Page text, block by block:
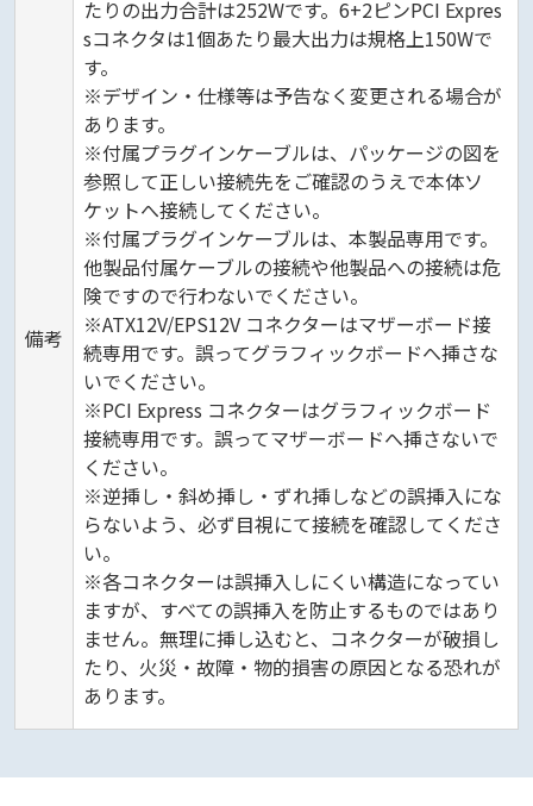
備考
たりの出力合計は252Wです。6+2ピンPCI Expres
sコネクタは1個あたり最大出力は規格上150Wで
す。
※デザイン・仕様等は予告なく変更される場合が
あります。
※付属プラグインケーブルは、パッケージの図を
参照して正しい接続先をご確認のうえで本体ソ
ケットへ接続してください。
※付属プラグインケーブルは、本製品専用です。
他製品付属ケーブルの接続や他製品への接続は危
険ですので行わないでください。
※ATX12V/EPS12V コネクターはマザーボード接
続専用です。誤ってグラフィックボードへ挿さな
いでください。
※PCI Express コネクターはグラフィックボード
接続専用です。誤ってマザーボードへ挿さないで
ください。
※逆挿し・斜め挿し・ずれ挿しなどの誤挿入にな
らないよう、必ず目視にて接続を確認してくださ
い。
※各コネクターは誤挿入しにくい構造になってい
ますが、すべての誤挿入を防止するものではあり
ません。無理に挿し込むと、コネクターが破損し
たり、火災・故障・物的損害の原因となる恐れが
あります。